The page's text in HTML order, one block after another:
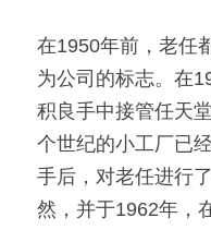
在1950年前，老任
为公司的标志。在
积良手中接管任天
个世纪的小工厂已
手后，对老任进行
然，并于1962年，